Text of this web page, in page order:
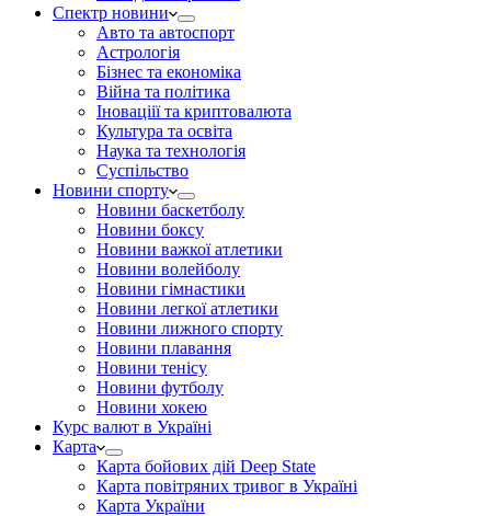
Спектр новини
Авто та автоспорт
Астрологія
Бізнес та економіка
Війна та політика
Іноваціії та криптовалюта
Культура та освіта
Наука та технологія
Суспільство
Новини спорту
Новини баскетболу
Новини боксу
Новини важкої атлетики
Новини волейболу
Новини гімнастики
Новини легкої атлетики
Новини лижного спорту
Новини плавання
Новини тенісу
Новини футболу
Новини хокею
Курс валют в Україні
Карта
Карта бойових дій Deep State
Карта повітряних тривог в Україні
Карта України